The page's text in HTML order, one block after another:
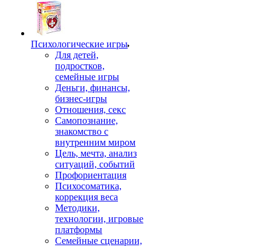
Психологические игры
Для детей,
подростков,
семейные игры
Деньги, финансы,
бизнес-игры
Отношения, секс
Самопознание,
знакомство с
внутренним миром
Цель, мечта, анализ
ситуаций, событий
Профориентация
Психосоматика,
коррекция веса
Методики,
технологии, игровые
платформы
Семейные сценарии,